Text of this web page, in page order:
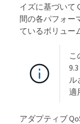
イズに基づいて
間の各パフォー
ているボリュー
こ
ル
適
アダプティブ